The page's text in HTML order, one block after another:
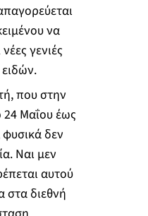
να
γενιές
που στην
24 Μαΐου έως
δεν
Ναι μεν
αυτού
στα διεθνή